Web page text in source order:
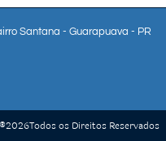
Santana - Guarapuava - PR
2026Todos os Direitos Reservados